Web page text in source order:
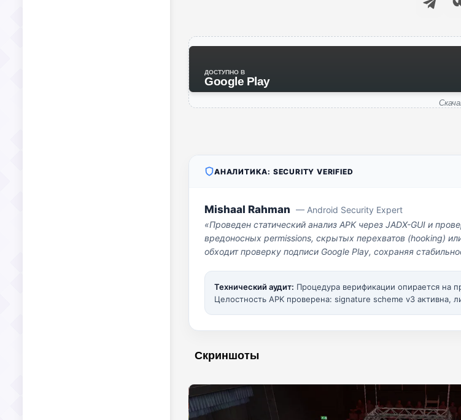
ДОСТУПНО В
Google Play
АНАЛИТИКА: SECURITY VERIFIED
Mishaal Rahman — Android Security Expert
«Проведен статический анализ APK через JADX-GUI и
вредоносных permissions, скрытых перехватов (hooking)
обходит проверку подписи Google Play, сохраняя
Технический аудит: Процедура верификации опирается на
Целостность APK проверена: signature scheme v3 активна,
Скриншоты